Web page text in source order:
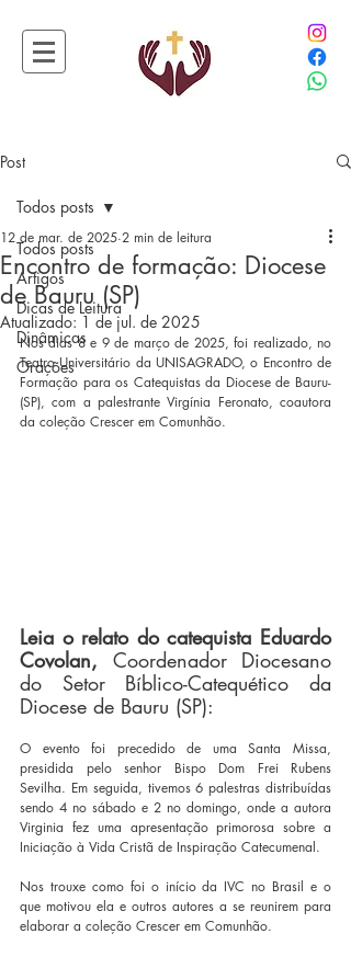
Post
Todos posts
Artigos
Dicas de Leitura
Dinâmicas
Orações
Todos posts
Encontro de formação: Diocese
de Bauru (SP)
12 de mar. de 2025 2 min de leitura
Atualizado: 1 de jul. de 2025
Nos dias 8 e 9 de março de 2025, foi realizado, no
Teatro Universitário da UNISAGRADO, o Encontro de
Formação para os Catequistas da Diocese de Bauru-
(SP), com a palestrante Virgínia Feronato, coautora
da coleção Crescer em Comunhão.
Leia o relato do catequista Eduardo
Covolan, Coordenador Diocesano
do Setor Bíblico-Catequético da
Diocese de Bauru (SP):
O evento foi precedido de uma Santa Missa,
presidida pelo senhor Bispo Dom Frei Rubens
Sevilha. Em seguida, tivemos 6 palestras distribuídas
sendo 4 no sábado e 2 no domingo, onde a autora
Virginia fez uma apresentação primorosa sobre a
Iniciação à Vida Cristã de Inspiração Catecumenal.
Nos trouxe como foi o início da IVC no Brasil e o
que motivou ela e outros autores a se reunirem para
elaborar a coleção Crescer em Comunhão.